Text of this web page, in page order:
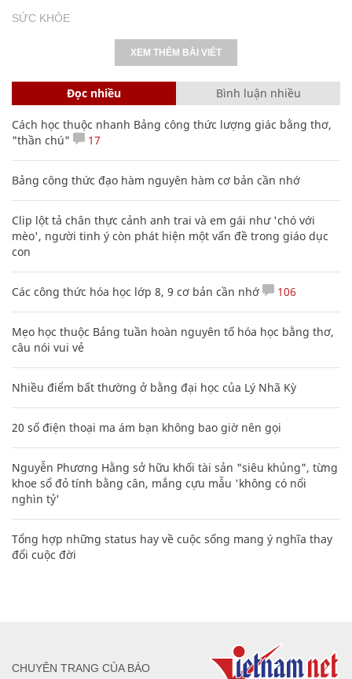
SỨC KHỎE
XEM THÊM BÀI VIẾT
Đọc nhiều Bình luận nhiều
Cách học thuộc nhanh Bảng công thức lượng giác bằng thơ,
"thần chú"
17
Bảng công thức đạo hàm nguyên hàm cơ bản cần nhớ
Clip lột tả chân thực cảnh anh trai và em gái như 'chó với
mèo', người tinh ý còn phát hiện một vấn đề trong giáo dục
con
Các công thức hóa học lớp 8, 9 cơ bản cần nhớ 106
Mẹo học thuộc Bảng tuần hoàn nguyên tố hóa học bằng thơ,
câu nói vui vẻ
Nhiều điểm bất thường ở bằng đại học của Lý Nhã Kỳ
20 số điện thoại ma ám bạn không bao giờ nên gọi
Nguyễn Phương Hằng sở hữu khối tài sản "siêu khủng", từng
khoe sổ đỏ tính bằng cân, mắng cựu mẫu 'không có nổi
nghìn tỷ'
Tổng hợp những status hay về cuộc sống mang ý nghĩa thay
đổi cuộc đời
CHUYÊN TRANG CỦA BÁO